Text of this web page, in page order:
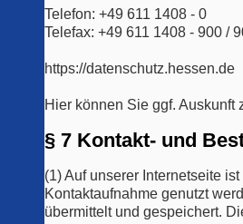
Telefon: +49 611 1408 - 0
Telefax: +49 611 1408 - 900 /
https://datenschutz.hessen.de
Hier können Sie ggf.
§ 7 Kontakt- und
(1) Auf unserer Internetseite
Kontaktaufnahme genutzt
übermittelt und gespeichert.